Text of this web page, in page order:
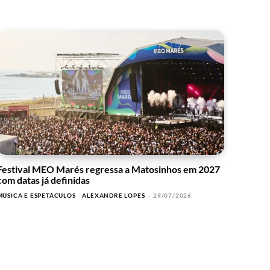
MEO Marés regressa a Matosinhos em 2027
datas já definidas
E ESPETÁCULOS ALEXANDRE LOPES - 29/07/2026